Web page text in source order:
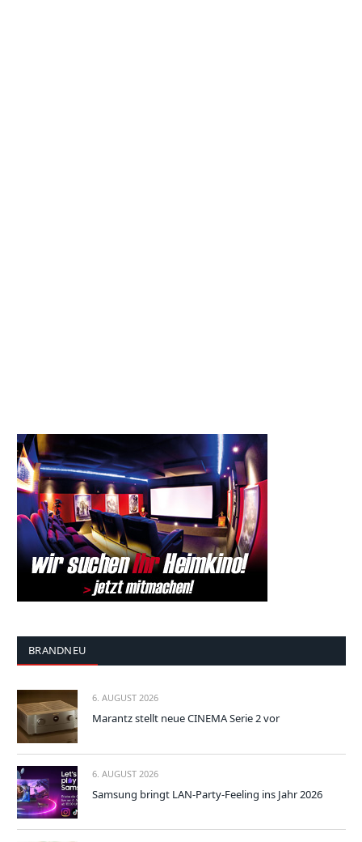
BRANDNEU
6. AUGUST 2026
Marantz stellt neue CINEMA Serie 2 vor
6. AUGUST 2026
Samsung bringt LAN-Party-Feeling ins Jahr 2026